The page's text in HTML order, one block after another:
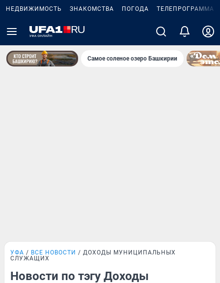
НЕДВИЖИМОСТЬ ЗНАКОМСТВА ПОГОДА ТЕЛЕПРОГРАММА
Самое соленое озеро Башкирии
УФА ВСЕ НОВОСТИ
ДОХОДЫ МУНИЦИПАЛЬНЫХ
СЛУЖАЩИХ
Новости по тэгу Доходы